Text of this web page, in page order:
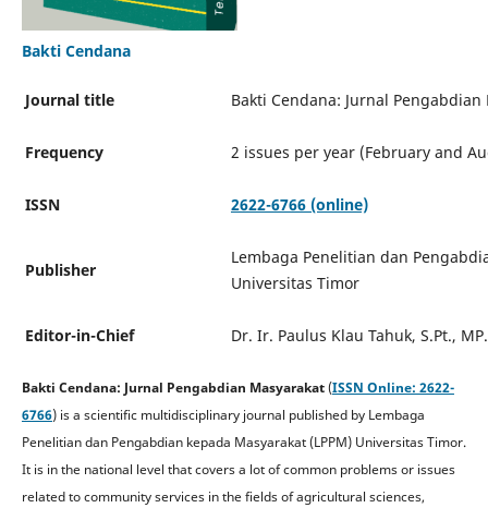
Bakti Cendana
Journal title Bakti Cendana: Jurnal Pengabdian
Frequency 2 issues per year (February and
ISSN 2622-6766 (online)
Publisher
Lembaga Penelitian dan
Universitas Timor
Editor-in-Chief Dr. Ir. Paulus Klau Tahuk, S.Pt.,
Bakti Cendana: Jurnal Pengabdian Masyarakat(ISSN Online: 2622-
6766) is a scientific multidisciplinary journal published by Lembaga
Penelitian dan Pengabdian kepada Masyarakat (LPPM) Universitas Timor.
It is in the national level that covers a lot of common problems or issues
related to community services in the fields of agricultural sciences,